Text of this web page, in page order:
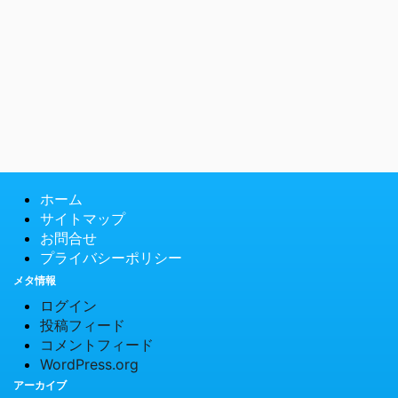
ホーム
サイトマップ
お問合せ
プライバシーポリシー
メタ情報
ログイン
投稿フィード
コメントフィード
WordPress.org
アーカイブ